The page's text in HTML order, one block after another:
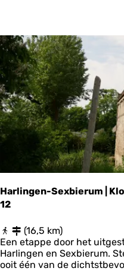
k
r
o
n
d
M
a
r
t
e
s
t
a
t
Harlingen-Sexbierum |
12
H
a
r
l
(16,5 km)
Een etappe door het
Harlingen en Sexbierum.
ooit één van de